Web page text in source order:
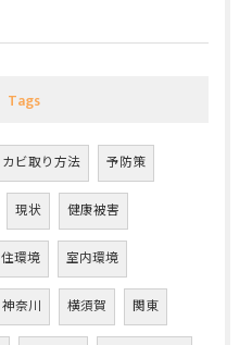
Tags
カビ取り方法 予防策
現状 健康被害
住環境 室内環境
神奈川 横須賀 関東